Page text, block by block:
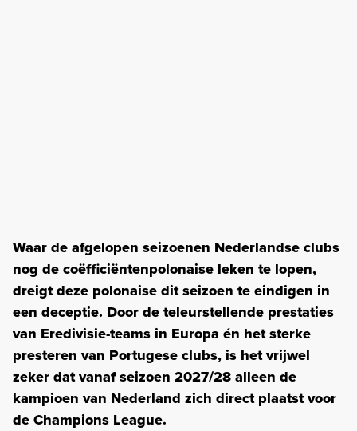
Waar de afgelopen seizoenen Nederlandse clubs
nog de coëfficiëntenpolonaise leken te lopen,
dreigt deze polonaise dit seizoen te eindigen in
een deceptie. Door de teleurstellende prestaties
van Eredivisie-teams in Europa én het sterke
presteren van Portugese clubs, is het vrijwel
zeker dat vanaf seizoen 2027/28 alleen de
kampioen van Nederland zich direct plaatst voor
de Champions League.